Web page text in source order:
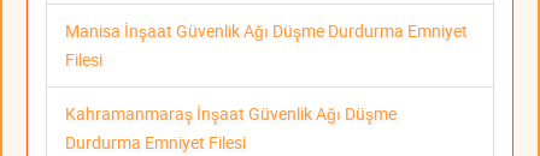
Manisa İnşaat Güvenlik Ağı Düşme Durdurma Emniyet
Filesi
Kahramanmaraş İnşaat Güvenlik Ağı Düşme
Durdurma Emniyet Filesi